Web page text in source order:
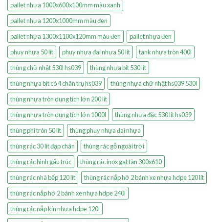
pallet nhựa 1000x600x100mm màu xanh
pallet nhựa 1200x1000mm màu đen
pallet nhựa 1300x1100x120mm màu đen
pallet nhựa đen
phuy nhựa 50 lít
phuy nhựa đai nhựa 50 lít
tank nhựa tròn 400l
thùng chữ nhật 530l hs039
thùng nhựa bít 530 lít
thùng nhựa bít có 4 chân trụ hs039
thùng nhựa chữ nhật hs039 530l
thùng nhựa tròn dung tích lớn 200 lít
thùng nhựa tròn dung tích lớn 1000l
thùng nhựa đặc 530 lít hs039
thùng phi tròn 50 lít
thùng phuy nhựa đai nhựa
thùng rác 30 lít đạp chân
thùng rác gỗ ngoài trời
thùng rác hình gấu trúc
thùng rác inox gạt tàn 300x610
thùng rác nhà bếp 120 lít
thùng rác nắp hở 2 bánh xe nhựa hdpe 120 lít
thùng rác nắp hở 2 bánh xe nhựa hdpe 240l
thùng rác nắp kín nhựa hdpe 120l